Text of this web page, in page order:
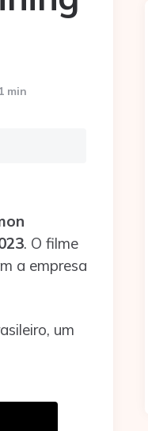
1 min
. O filme
a empresa
um